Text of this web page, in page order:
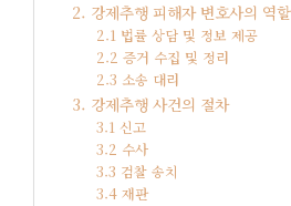
2. 강제추행 피해자 변호사의 역할
2.1 법률 상담 및 정보 제공
2.2 증거 수집 및 정리
2.3 소송 대리
3. 강제추행 사건의 절차
3.1 신고
3.2 수사
3.3 검찰 송치
3.4 재판